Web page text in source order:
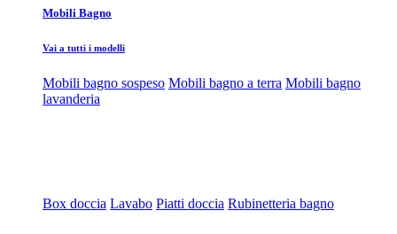
Mobili Bagno
Vai a tutti i modelli
Mobili bagno sospeso Mobili bagno a terra Mobili bagno
lavanderia
Box doccia Lavabo Piatti doccia Rubinetteria bagno